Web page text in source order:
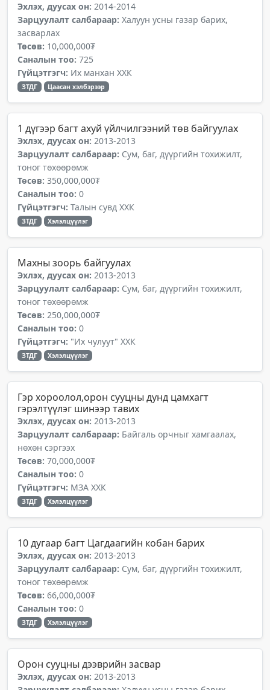
Эхлэх, дуусах он: 2014-2014
Зарцуулалт салбараар: Халуун усны газар барих,
засварлах
Төсөв: 10,000,000₮
Саналын тоо: 725
Гүйцэтгэгч: Их манхан ХХК
ЗТДГ Цаасан хэлбэрээр
1 дүгээр багт ахуй үйлчилгээний төв байгуулах
Эхлэх, дуусах он: 2013-2013
Зарцуулалт салбараар: Сум, баг, дүүргийн тохижилт,
тоног төхөөрөмж
Төсөв: 350,000,000₮
Саналын тоо: 0
Гүйцэтгэгч: Талын сувд ХХК
ЗТДГ Хэлэлцүүлэг
Махны зоорь байгуулах
Эхлэх, дуусах он: 2013-2013
Зарцуулалт салбараар: Сум, баг, дүүргийн тохижилт,
тоног төхөөрөмж
Төсөв: 250,000,000₮
Саналын тоо: 0
Гүйцэтгэгч: "Их чулуут" ХХК
ЗТДГ Хэлэлцүүлэг
Гэр хороолол,орон сууцны дунд цамхагт
гэрэлтүүлэг шинээр тавих
Эхлэх, дуусах он: 2013-2013
Зарцуулалт салбараар: Байгаль орчныг хамгаалах,
нөхөн сэргээх
Төсөв: 70,000,000₮
Саналын тоо: 0
Гүйцэтгэгч: МЗА ХХК
ЗТДГ Хэлэлцүүлэг
10 дугаар багт Цагдаагийн кобан барих
Эхлэх, дуусах он: 2013-2013
Зарцуулалт салбараар: Сум, баг, дүүргийн тохижилт,
тоног төхөөрөмж
Төсөв: 66,000,000₮
Саналын тоо: 0
ЗТДГ Хэлэлцүүлэг
Орон сууцны дээврийн засвар
Эхлэх, дуусах он: 2013-2013